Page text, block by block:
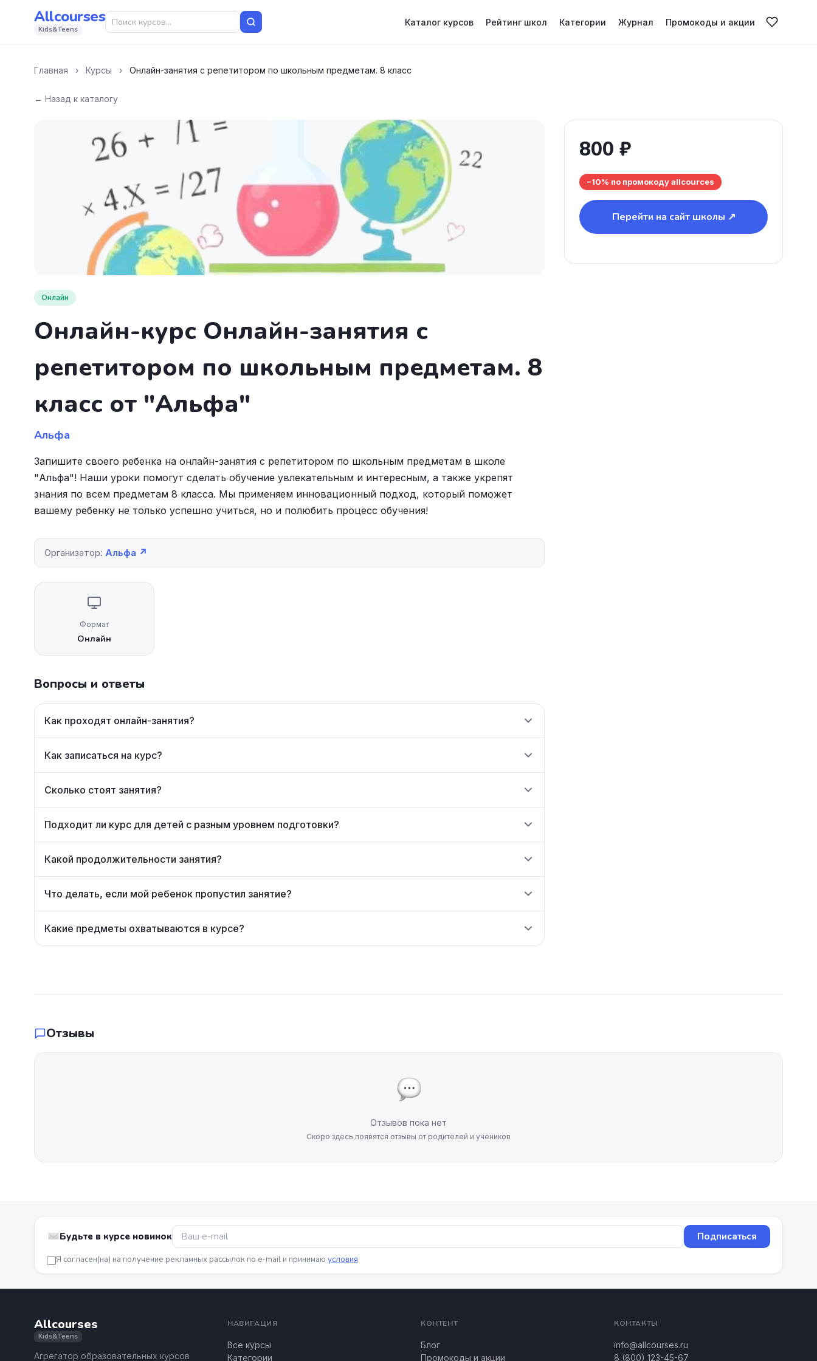
Allcourses
Kids&Teens
Каталог курсов Рейтинг школ Категории Журнал Промокоды и акции
Главная › Курсы › Онлайн-занятия с репетитором по школьным предметам. 8 класс
← Назад к каталогу
Онлайн
Онлайн-курс Онлайн-занятия с
репетитором по школьным предметам. 8
класс от "Альфа"
Альфа
Запишите своего ребенка на онлайн-занятия с репетитором по школьным предметам в школе
"Альфа"! Наши уроки помогут сделать обучение увлекательным и интересным, а также укрепят
знания по всем предметам 8 класса. Мы применяем инновационный подход, который поможет
вашему ребенку не только успешно учиться, но и полюбить процесс обучения!
Организатор: Альфа ↗
Формат
Онлайн
Вопросы и ответы
Как проходят онлайн-занятия?
Как записаться на курс?
Сколько стоят занятия?
Подходит ли курс для детей с разным уровнем подготовки?
Какой продолжительности занятия?
Что делать, если мой ребенок пропустил занятие?
Какие предметы охватываются в курсе?
800 ₽
−10% по промокоду allcources
Перейти на сайт школы ↗
Отзывы
Отзывов пока нет
Скоро здесь появятся отзывы от родителей и учеников
Будьте в курсе новинок Подписаться
Я согласен(на) на получение рекламных рассылок по e-mail и принимаю условия
Allcourses
Kids&Teens
Агрегатор образовательных курсов
НАВИГАЦИЯ
Все курсы
Категории
КОНТЕНТ
Блог
Промокоды и акции
КОНТАКТЫ
info@allcourses.ru
8 (800) 123-45-67